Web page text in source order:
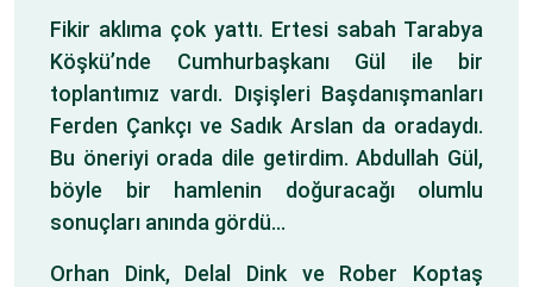
Fikir aklıma çok yattı. Ertesi sabah Tarabya
Köşkü’nde Cumhurbaşkanı Gül ile bir
toplantımız vardı. Dışişleri Başdanışmanları
Ferden Çankçı ve Sadık Arslan da oradaydı.
Bu öneriyi orada dile getirdim. Abdullah Gül,
böyle bir hamlenin doğuracağı olumlu
sonuçları anında gördü…
Orhan Dink, Delal Dink ve Rober Koptaş